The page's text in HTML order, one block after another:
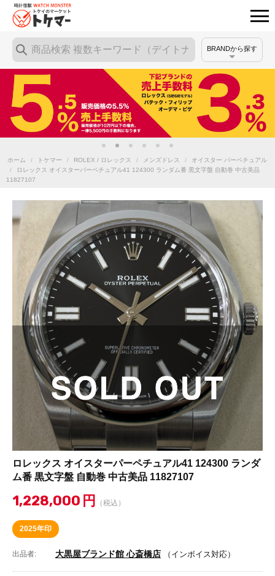
BRANDから探す
ホーム / トケマー / ROLEX / ロレックス / メンズドレス /
オイスター パーペチュアル
/
ロレックス オイスターパーペチュアル41 124300 ランダム番 黒文字盤 自動巻 中古美品
11827107
ロレックス オイスターパーペチュアル41 124300 ランダ
ム番 黒文字盤 自動巻 中古美品 11827107
1,228,000 円 （税込）
2025年印
出品者: 大黒屋ブランド館 心斎橋店 （インボイス対応）